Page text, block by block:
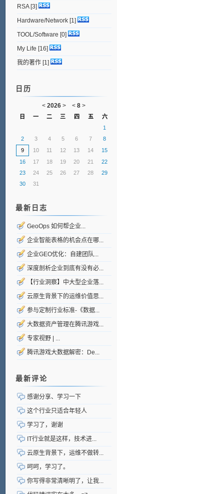
RSA[3]
Hardware/Network[1]
TOOL/Software [0]
My Life [16]
我的著作[1]
日历
< 2026 > < 8 >
日 一 二 三 四 五
六
1
2
3 4 5 6 7
8
9
10 11 12 13 14
15
16
17 18 19 20 21
22
23
24 25 26 27 28
29
30
31
最新日志
GeoOps 如何帮企业...
企业智能表格的机会点在哪...
企业GEO优化：自建团队...
深度剖析企业到底有没有必...
【行业洞察】中大型企业落...
云原生背景下的运维价值思...
参与定制行业标准-《数据...
大数据资产管理在腾讯游戏...
专家视野 | ...
腾讯游戏大数据解密：De...
最新评论
感谢分享、学习一下
这个行业只适合年轻人
学习了，谢谢
IT行业就是这样，技术进...
云原生背景下，运维不做转...
呵呵，学习了。
你写得非常清晰明了，让我...